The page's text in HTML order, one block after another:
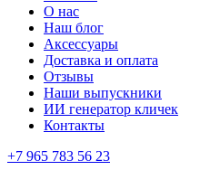
О нас
Наш блог
Аксессуары
Доставка и оплата
Отзывы
Наши выпускники
ИИ генератор кличек
Контакты
+7 965 783 56 23